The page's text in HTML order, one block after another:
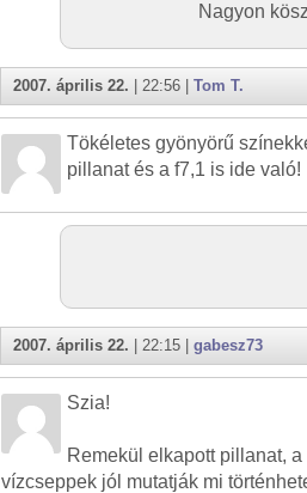
Nagyon
2007. április 22. | 22:56 | Tom T.
Tökéletes gyönyörű
pillanat és a f7,1 is ide való!
2007. április 22. | 22:15 | gabesz73
Szia!
Remekül elkapott pillanat,
vízcseppek jól mutatják mi